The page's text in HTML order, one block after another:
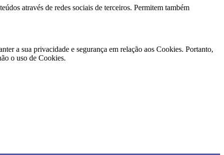
através de redes sociais de terceiros. Permitem também
a sua privacidade e segurança em relação aos Cookies. Portanto,
o uso de Cookies.